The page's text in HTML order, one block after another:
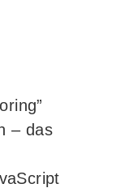
– das